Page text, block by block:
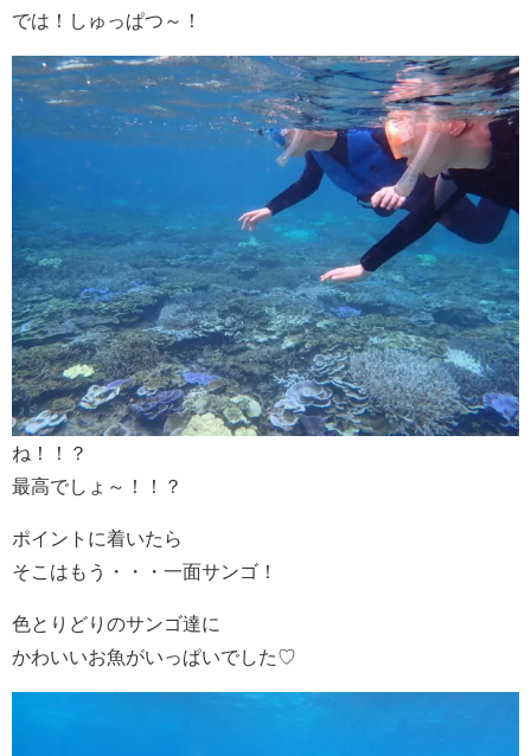
では！しゅっぱつ～！
ね！！？
最高でしょ～！！？
ポイントに着いたら
そこはもう・・・一面サンゴ！
色とりどりのサンゴ達に
かわいいお魚がいっぱいでした♡